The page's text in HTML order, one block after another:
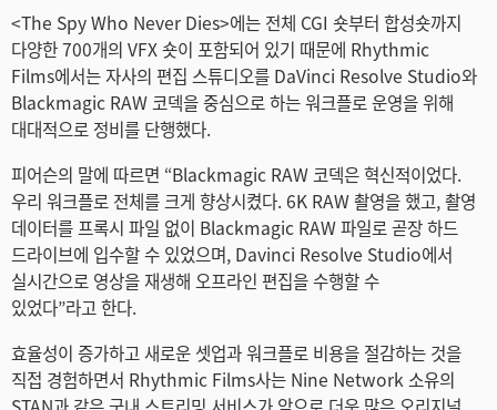
Ukraine
United Kingdom
United States
<The Spy Who Never Dies>에는 전체 CGI 숏부터 합성숏까지
다양한 700개의 VFX 숏이 포함되어 있기 때문에 Rhythmic
Films에서는 자사의 편집 스튜디오를 DaVinci Resolve Studio와
Blackmagic RAW 코덱을 중심으로 하는 워크플로 운영을 위해
대대적으로 정비를 단행했다.
피어슨의 말에 따르면 “Blackmagic RAW 코덱은 혁신적이었다.
우리 워크플로 전체를 크게 향상시켰다. 6K RAW 촬영을 했고, 촬영
데이터를 프록시 파일 없이 Blackmagic RAW 파일로 곧장 하드
드라이브에 입수할 수 있었으며, Davinci Resolve Studio에서
실시간으로 영상을 재생해 오프라인 편집을 수행할 수
있었다”라고 한다.
효율성이 증가하고 새로운 셋업과 워크플로 비용을 절감하는 것을
직접 경험하면서 Rhythmic Films사는 Nine Network 소유의